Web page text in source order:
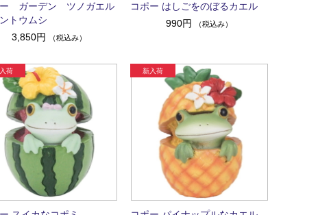
ー ガーデン ツノガエル
トウムシ
3,850円
（税込み）
コポー はしごをのぼるカエル
990円
（税込み）